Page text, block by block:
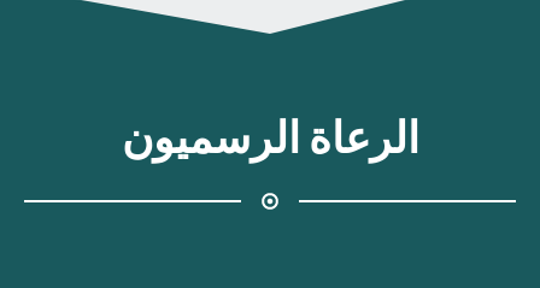
الرعاة الرسميون